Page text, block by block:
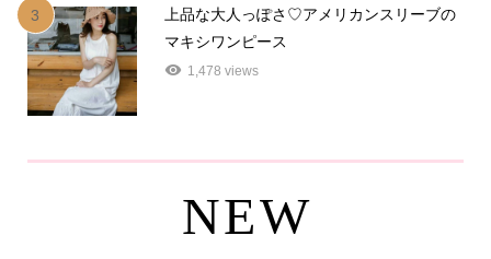
3
上品な大人っぽさ♡アメリカンスリーブの
マキシワンピース
1,478 views
NEW